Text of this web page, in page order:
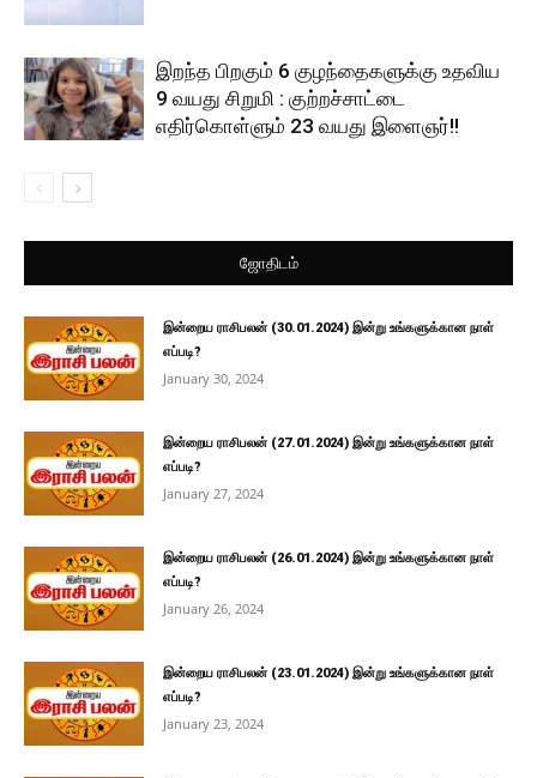
இறந்த பிறகும் 6 குழந்தைகளுக்கு உதவிய
9 வயது சிறுமி : குற்றச்சாட்டை
எதிர்கொள்ளும் 23 வயது இளைஞர்!!
ஜோதிடம்
இன்றைய ராசிபலன் (30.01.2024) இன்று உங்களுக்கான நாள்
எப்படி?
January 30, 2024
இன்றைய ராசிபலன் (27.01.2024) இன்று உங்களுக்கான நாள்
எப்படி?
January 27, 2024
இன்றைய ராசிபலன் (26.01.2024) இன்று உங்களுக்கான நாள்
எப்படி?
January 26, 2024
இன்றைய ராசிபலன் (23.01.2024) இன்று உங்களுக்கான நாள்
எப்படி?
January 23, 2024